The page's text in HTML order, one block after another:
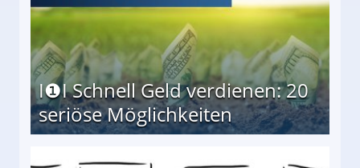
I❶I Schnell Geld verdienen: 20
seriöse Möglichkeiten